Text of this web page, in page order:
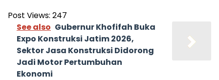
Post Views: 247
See also Gubernur Khofifah Buka
Expo Konstruksi Jatim 2026,
Sektor Jasa Konstruksi Didorong
Jadi Motor Pertumbuhan
Ekonomi